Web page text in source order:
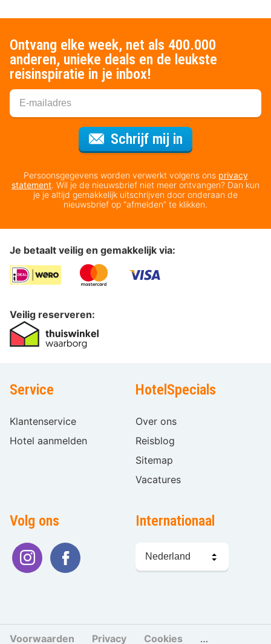
Ontvang elke week, net als 400.000
anderen, unieke deals en de leukste
reisinspiratie in je inbox!
Schrijf mij in
Persoonsgegevens worden verwerkt volgens ons privacy
statement. Wil je de nieuwsbrief niet meer ontvangen? Dan kun
je je altijd gemakkelijk uitschrijven door onderaan de
nieuwsbrief op “afmelden” te klikken.
Je betaalt veilig en gemakkelijk via:
Veilig reserveren:
Service
Klantenservice
Hotel aanmelden
HotelSpecials
Over ons
Reisblog
Sitemap
Vacatures
Volg ons Internationaal
kiezen
Voorwaarden Privacy Cookies Cookies